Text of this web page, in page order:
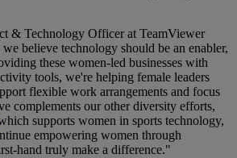
& Technology Officer at TeamViewer
believe technology should be an enabler,
these women-led businesses with
tools, we're helping female leaders
flexible work arrangements and focus
complements our other diversity efforts,
supports women in sports technology,
empowering women through
hand truly make a difference."